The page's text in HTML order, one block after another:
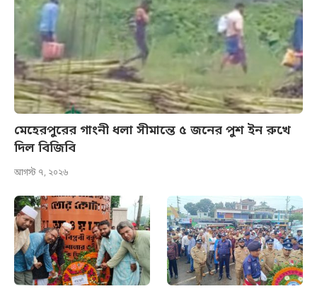
মেহেরপুরের গাংনী ধলা সীমান্তে ৫ জনের পুশ ইন রুখে
দিল বিজিবি
আগস্ট ৭, ২০২৬